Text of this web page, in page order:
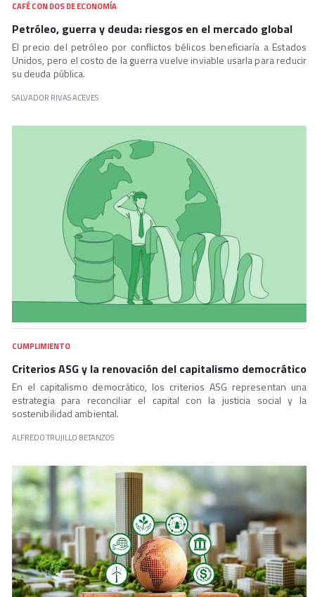
CAFÉ CON DOS DE ECONOMÍA
Petróleo, guerra y deuda: riesgos en el mercado global
El precio del petróleo por conflictos bélicos beneficiaría a Estados
Unidos, pero el costo de la guerra vuelve inviable usarla para reducir
su deuda pública.
SALVADOR RIVAS ACEVES
CUMPLIMIENTO
Criterios ASG y la renovación del capitalismo democrático
En el capitalismo democrático, los criterios ASG representan una
estrategia para reconciliar el capital con la justicia social y la
sostenibilidad ambiental.
ALFREDO TRUJILLO BETANZOS